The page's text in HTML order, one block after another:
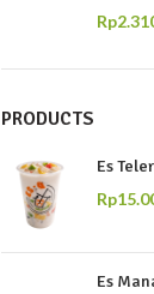
Rp
PRODUCTS
Es Teler
Rp
Es